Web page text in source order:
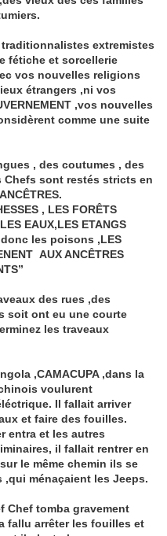
extremistes
fétiche et sorcellerie
vos nouvelles religions
étrangers ,ni vos
,vos nouvelles
comme une suite
, des coutumes , des
sont restés stricts en
, LES FORÊTS
EAUX,LES ETANGS
donc les poisons ,LES
AUX ANCÊTRES
des rues ,des
soit ont eu une courte
les traveaux
,CAMACUPA ,dans la
voulurent
Il fallait arriver
et faire des fouilles.
entra et les autres
il fallait rentrer en
le même chemin ils se
ménaçaient les Jeeps.
Chef tomba gravement
fallu arrêter les fouilles et